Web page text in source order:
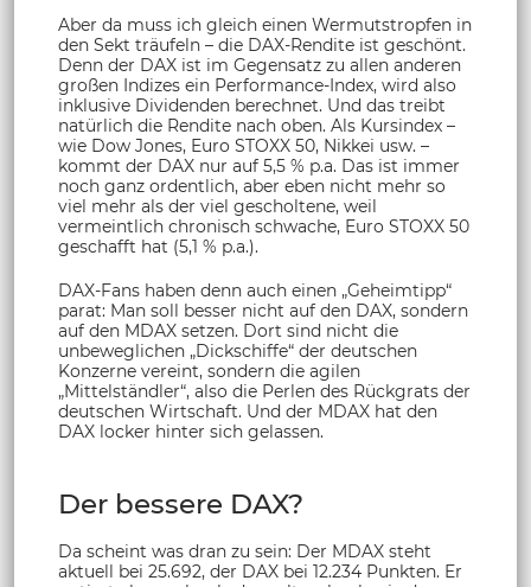
Aber da muss ich gleich einen Wermutstropfen in
den Sekt träufeln – die DAX-Rendite ist geschönt.
Denn der DAX ist im Gegensatz zu allen anderen
großen Indizes ein Performance-Index, wird also
inklusive Dividenden berechnet. Und das treibt
natürlich die Rendite nach oben. Als Kursindex –
wie Dow Jones, Euro STOXX 50, Nikkei usw. –
kommt der DAX nur auf 5,5 % p.a. Das ist immer
noch ganz ordentlich, aber eben nicht mehr so
viel mehr als der viel gescholtene, weil
vermeintlich chronisch schwache, Euro STOXX 50
geschafft hat (5,1 % p.a.).
DAX-Fans haben denn auch einen „Geheimtipp“
parat: Man soll besser nicht auf den DAX, sondern
auf den MDAX setzen. Dort sind nicht die
unbeweglichen „Dickschiffe“ der deutschen
Konzerne vereint, sondern die agilen
„Mittelständler“, also die Perlen des Rückgrats der
deutschen Wirtschaft. Und der MDAX hat den
DAX locker hinter sich gelassen.
Der bessere DAX?
Da scheint was dran zu sein: Der MDAX steht
aktuell bei 25.692, der DAX bei 12.234 Punkten. Er